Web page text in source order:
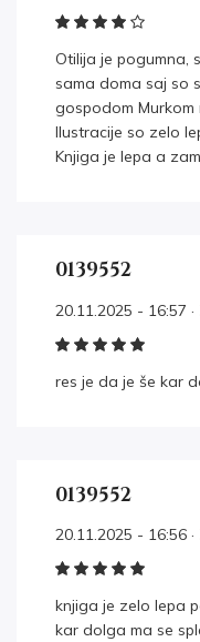
Otilija je pogumna,
sama doma saj so
gospodom Murkom
Ilustracije so zelo
Knjiga je lepa a
0139552
20.11.2025 - 16:57 ·
res je da je še kar
0139552
20.11.2025 - 16:56 ·
knjiga je zelo lepa
kar dolga ma se